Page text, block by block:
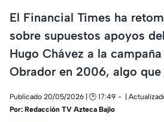
El Financial Times ha
sobre supuestos apoyos
Hugo Chávez a la
Obrador en 2006, algo
Publicado 20/05/2026 | 🕑 17:49
|
Por: Redacción TV Azteca Bajío